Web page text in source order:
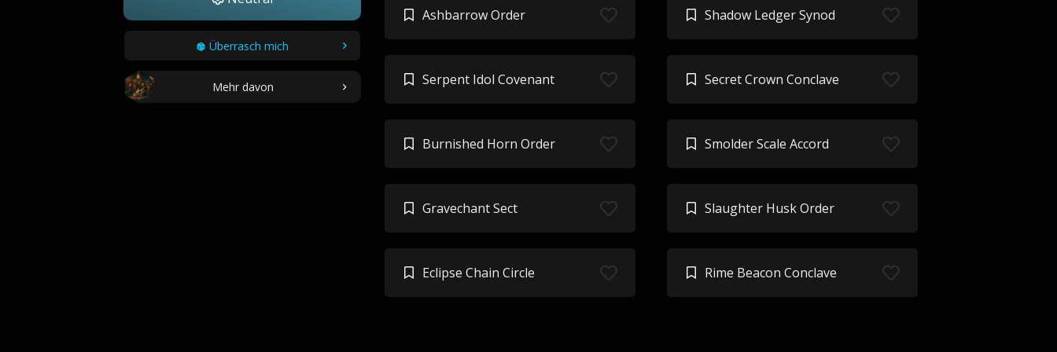
Überrasch mich
Mehr davon
Ashbarrow Order Shadow Ledger Synod
Serpent Idol Covenant Secret Crown Conclave
Burnished Horn Order Smolder Scale Accord
Gravechant Sect Slaughter Husk Order
Eclipse Chain Circle Rime Beacon Conclave